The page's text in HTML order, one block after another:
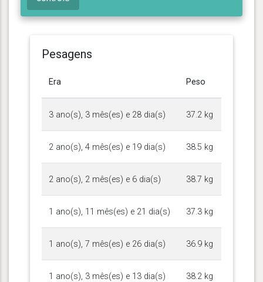
Pesagens
Era Peso
3 ano(s), 3 mês(es) e 28 dia(s) 37.2 kg
2 ano(s), 4 mês(es) e 19 dia(s) 38.5 kg
2 ano(s), 2 mês(es) e 6 dia(s) 38.7 kg
1 ano(s), 11 mês(es) e 21 dia(s) 37.3 kg
1 ano(s), 7 mês(es) e 26 dia(s) 36.9 kg
1 ano(s), 3 mês(es) e 13 dia(s) 38.2 kg